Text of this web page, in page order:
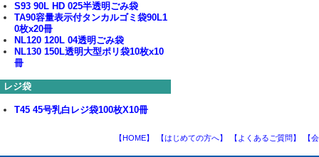
S93 90L HD 025半透明ごみ袋
TA90容量表示付タンカルゴミ袋90L1
0枚x20冊
NL120 120L 04透明ごみ袋
NL130 150L透明大型ポリ袋10枚x10
冊
レジ袋
T45 45号乳白レジ袋100枚X10冊
【HOME】 【はじめての方へ】 【よくあるご質問】 【